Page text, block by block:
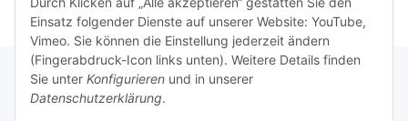
Einsatz folgender Dienste auf unserer Website: YouTube,
Vimeo. Sie können die Einstellung jederzeit ändern
(Fingerabdruck-Icon links unten). Weitere Details finden
Sie unter Konfigurieren und in unserer
Datenschutzerklärung.